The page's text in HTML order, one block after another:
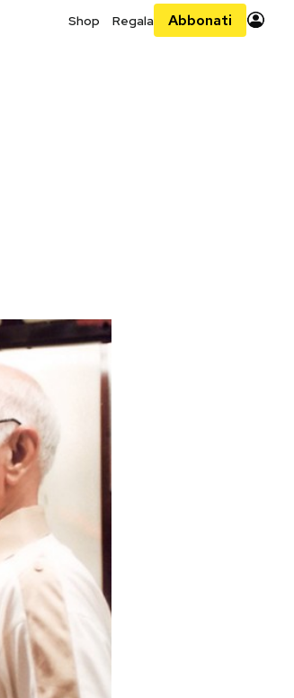
Shop Regala Abbonati